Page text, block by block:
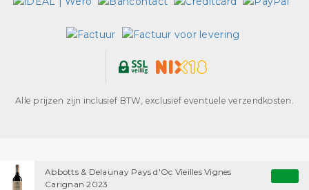
Abbotts & Delaunay Pays d'Oc Vieilles Vignes
Carignan 2023
Alle prijzen zijn inclusief BTW, exclusief eventuele verzendkosten.